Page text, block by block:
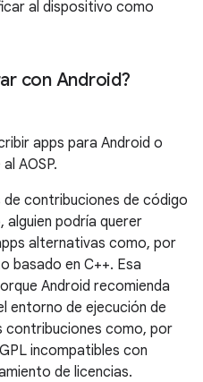
al dispositivo como
con Android?
apps para Android o
AOSP.
contribuciones de código
alguien podría querer
alternativas como, por
basado en C++. Esa
Android recomienda
entorno de ejecución de
contribuciones como, por
incompatibles con
de licencias.